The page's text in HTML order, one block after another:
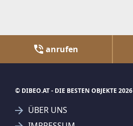
anrufen
© DIBEO.AT - DIE BESTEN OBJEKTE 2026
ÜBER UNS